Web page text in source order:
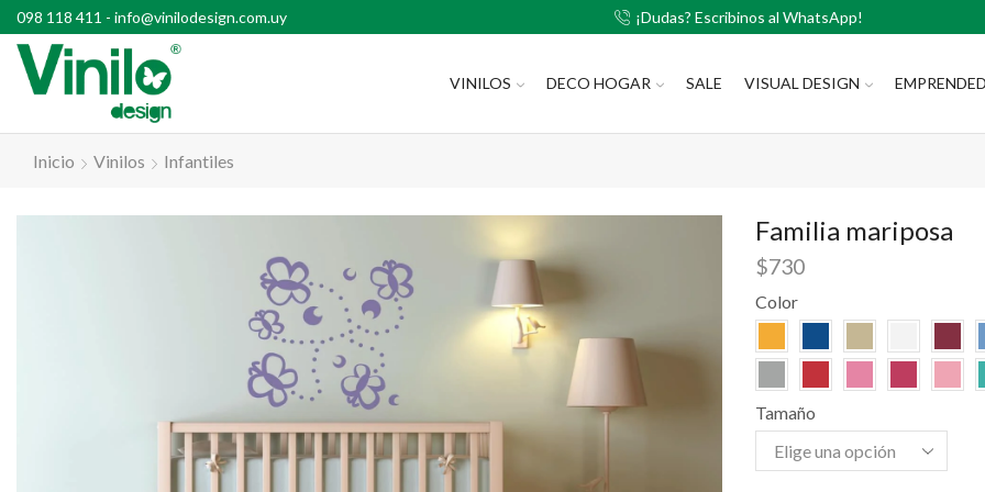
098 118 411 - info@vinilodesign.com.uy
con compras superiores a $2500 ¡Dudas? Escribinos al WhatsApp!
VINILOS DECO HOGAR SALE VISUAL DESIGN
Inicio Vinilos Infantiles
Familia mariposa
$730
Color
Tamaño